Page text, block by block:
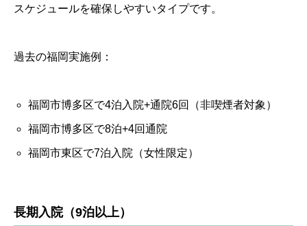
スケジュールを確保しやすいタイプです。
過去の福岡実施例：
福岡市博多区で4泊入院+通院6回（非喫煙者対象）
福岡市博多区で8泊+4回通院
福岡市東区で7泊入院（女性限定）
長期入院（9泊以上）